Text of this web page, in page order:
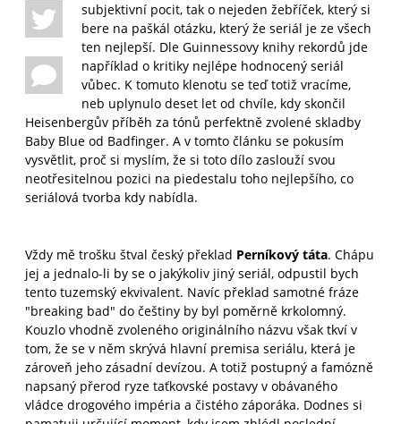
subjektivní pocit, tak o nejeden žebříček, který si
bere na paškál otázku, který že seriál je ze všech
ten nejlepší. Dle Guinnessovy knihy rekordů jde
například o kritiky nejlépe hodnocený seriál
vůbec. K tomuto klenotu se teď totiž vracíme,
neb uplynulo deset let od chvíle, kdy skončil
Heisenbergův příběh za tónů perfektně zvolené skladby
Baby Blue od Badfinger. A v tomto článku se pokusím
vysvětlit, proč si myslím, že si toto dílo zaslouží svou
neotřesitelnou pozici na piedestalu toho nejlepšího, co
seriálová tvorba kdy nabídla.
Vždy mě trošku štval český překlad Perníkový táta. Chápu
jej a jednalo-li by se o jakýkoliv jiný seriál, odpustil bych
tento tuzemský ekvivalent. Navíc překlad samotné fráze
"breaking bad" do češtiny by byl poměrně krkolomný.
Kouzlo vhodně zvoleného originálního názvu však tkví v
tom, že se v něm skrývá hlavní premisa seriálu, která je
zároveň jeho zásadní devízou. A totiž postupný a famózně
napsaný přerod ryze taťkovské postavy v obávaného
vládce drogového impéria a čistého záporáka. Dodnes si